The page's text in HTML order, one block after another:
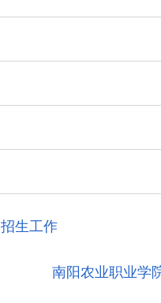
招生工作
南阳农业职业学